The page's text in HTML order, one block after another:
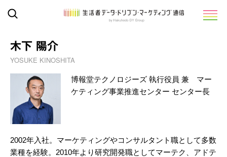
木下 陽介
YOSUKE KINOSHITA
博報堂テクノロジーズ 執行役員 兼 マー
ケティング事業推進センター センター長
2002年入社。マーケティングやコンサルタント職として多数
業種を経験。2010年より研究開発職としてマーテク、アドテ